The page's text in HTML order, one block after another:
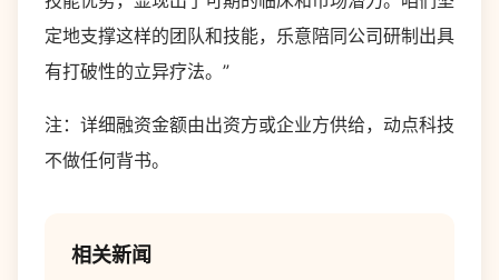
定地支撑这样的团队和技能，乐意陪同公司研制出具
有打破性的立异疗法。”
注：详细融资金额由出资方或企业方供给，动点科技
不做任何背书。
相关新闻